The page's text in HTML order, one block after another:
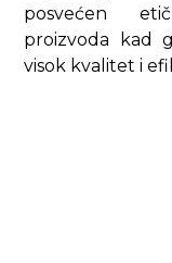
posvećen
proizvoda kad
visok kvalitet i